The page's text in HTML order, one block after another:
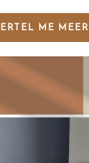
ME MEER